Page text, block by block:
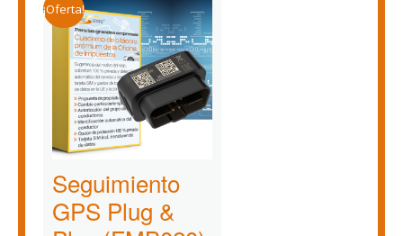
¡Oferta!
Seguimiento
GPS Plug &